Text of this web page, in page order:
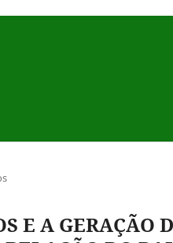
E A GERAÇÃO